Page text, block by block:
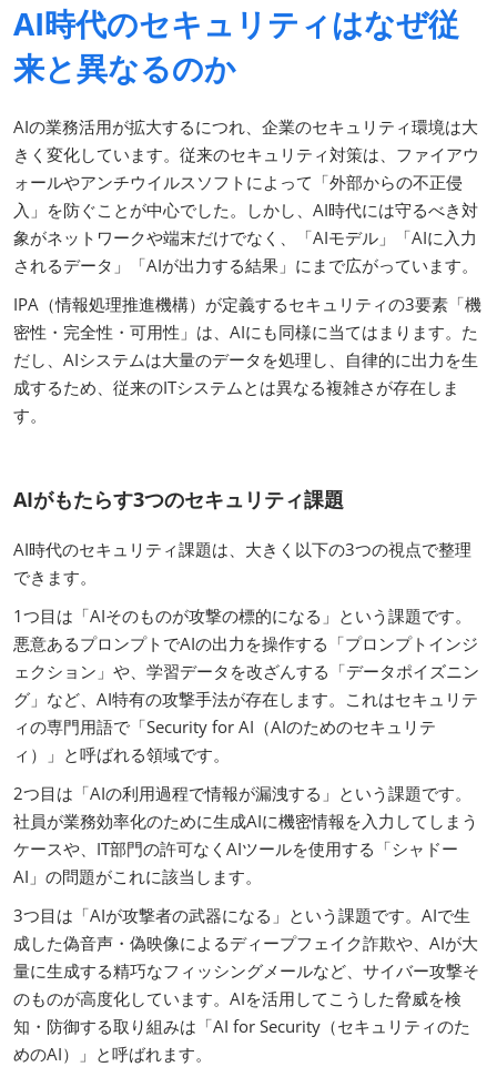
AI時代のセキュリティはなぜ従
来と異なるのか
AIの業務活用が拡大するにつれ、企業のセキュリティ環境は大
きく変化しています。従来のセキュリティ対策は、ファイアウ
ォールやアンチウイルスソフトによって「外部からの不正侵
入」を防ぐことが中心でした。しかし、AI時代には守るべき対
象がネットワークや端末だけでなく、「AIモデル」「AIに入力
されるデータ」「AIが出力する結果」にまで広がっています。
IPA（情報処理推進機構）が定義するセキュリティの3要素「機
密性・完全性・可用性」は、AIにも同様に当てはまります。た
だし、AIシステムは大量のデータを処理し、自律的に出力を生
成するため、従来のITシステムとは異なる複雑さが存在しま
す。
AIがもたらす3つのセキュリティ課題
AI時代のセキュリティ課題は、大きく以下の3つの視点で整理
できます。
1つ目は「AIそのものが攻撃の標的になる」という課題です。
悪意あるプロンプトでAIの出力を操作する「プロンプトインジ
ェクション」や、学習データを改ざんする「データポイズニン
グ」など、AI特有の攻撃手法が存在します。これはセキュリテ
ィの専門用語で「Security for AI（AIのためのセキュリテ
ィ）」と呼ばれる領域です。
2つ目は「AIの利用過程で情報が漏洩する」という課題です。
社員が業務効率化のために生成AIに機密情報を入力してしまう
ケースや、IT部門の許可なくAIツールを使用する「シャドー
AI」の問題がこれに該当します。
3つ目は「AIが攻撃者の武器になる」という課題です。AIで生
成した偽音声・偽映像によるディープフェイク詐欺や、AIが大
量に生成する精巧なフィッシングメールなど、サイバー攻撃そ
のものが高度化しています。AIを活用してこうした脅威を検
知・防御する取り組みは「AI for Security（セキュリティのた
めのAI）」と呼ばれます。